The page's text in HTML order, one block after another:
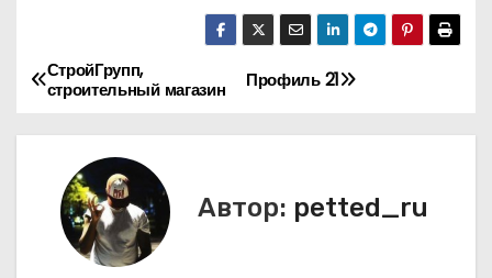
Н
а
Профиль 21
СтройГрупп,
строительный магазин
Автор: petted_ru